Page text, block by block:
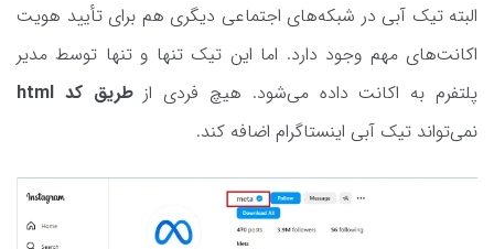
البته تیک آبی در شبکه‌های اجتماعی دیگری هم برای تأیید هویت
اکانت‌های مهم وجود دارد. اما این تیک تنها و تنها توسط مدیر
پلتفرم به اکانت داده می‌شود. هیچ فردی از طریق کد html
نمی‌تواند تیک آبی اینستاگرام اضافه کند.